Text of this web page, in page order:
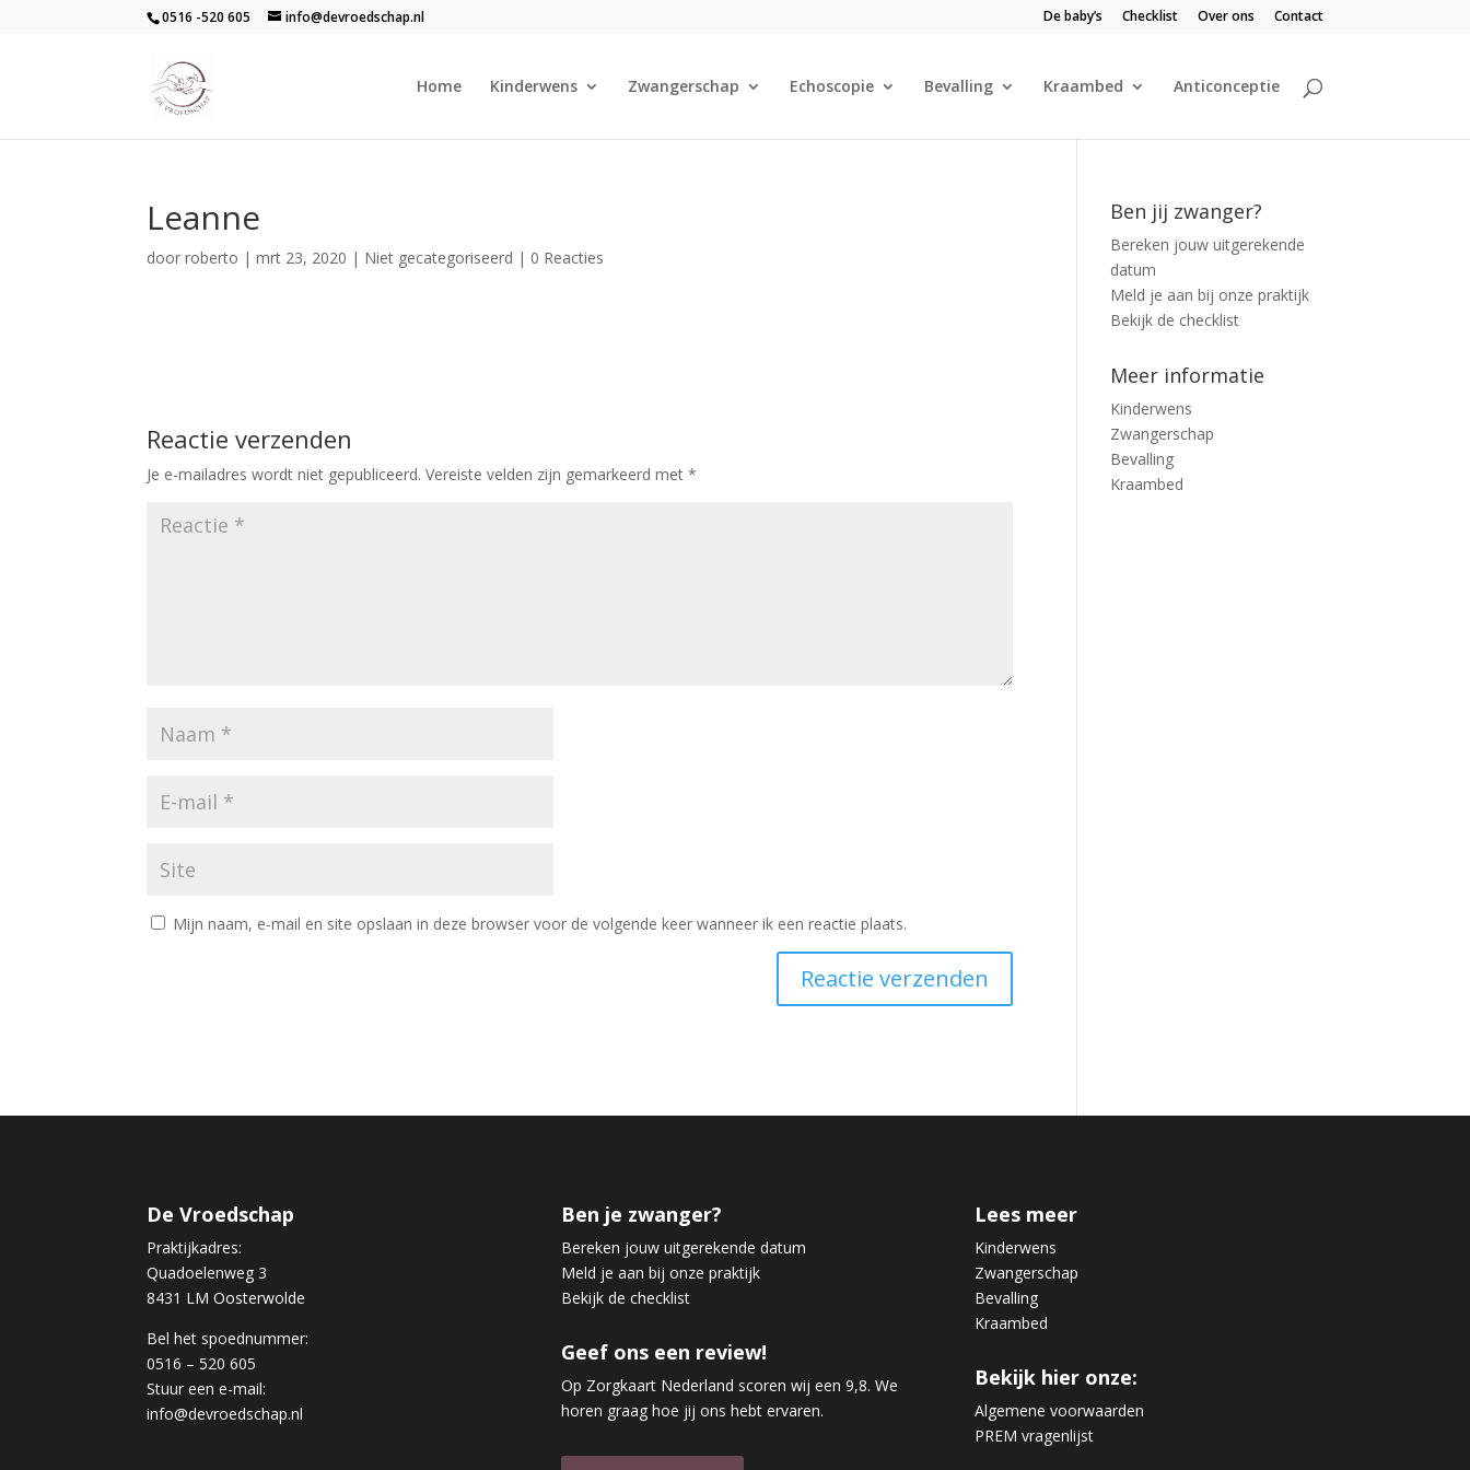
0516 -520 605 info@devroedschap.nl De baby’s Checklist Over ons Contact
Home Kinderwens Zwangerschap Echoscopie Bevalling Kraambed Anticonceptie
Leanne
doorroberto |mrt 23, 2020 | Niet gecategoriseerd | 0 Reacties
Reactie verzenden
Je e-mailadres wordt niet gepubliceerd. Vereiste velden zijn gemarkeerd met*
Mijn naam, e-mail en site opslaan in deze browser voor de volgende keer wanneer ik een reactie plaats.
Ben jij zwanger?
Bereken jouw uitgerekende
datum
Meld je aan bij onze praktijk
Bekijk de checklist
Meer informatie
Kinderwens
Zwangerschap
Bevalling
Kraambed
De Vroedschap
Praktijkadres:
Quadoelenweg 3
8431 LM Oosterwolde
Bel het spoednummer:
0516 – 520 605
Stuur een e-mail:
info@devroedschap.nl
Ben je zwanger?
Bereken jouw uitgerekende datum
Meld je aan bij onze praktijk
Bekijk de checklist
Geef ons een review!
Op Zorgkaart Nederland scoren wij een 9,8. We
horen graag hoe jij ons hebt ervaren.
Lees meer
Kinderwens
Zwangerschap
Bevalling
Kraambed
Bekijk hier onze:
Algemene voorwaarden
PREM vragenlijst